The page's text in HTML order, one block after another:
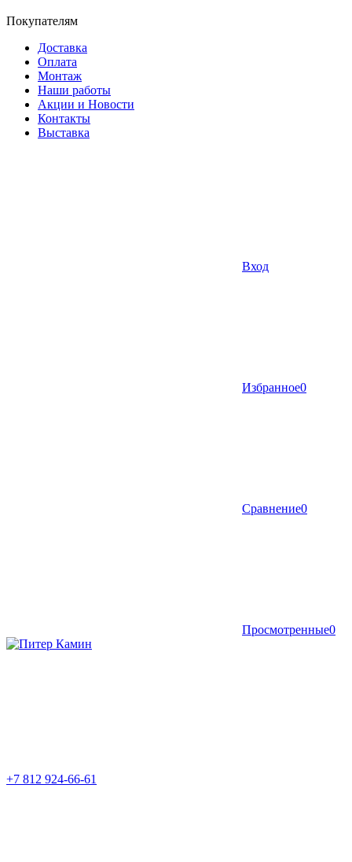
Покупателям
Доставка
Оплата
Монтаж
Наши работы
Акции и Новости
Контакты
Выставка
Вход
Избранное0
Сравнение0
Просмотренные0
+7 812 924-66-61